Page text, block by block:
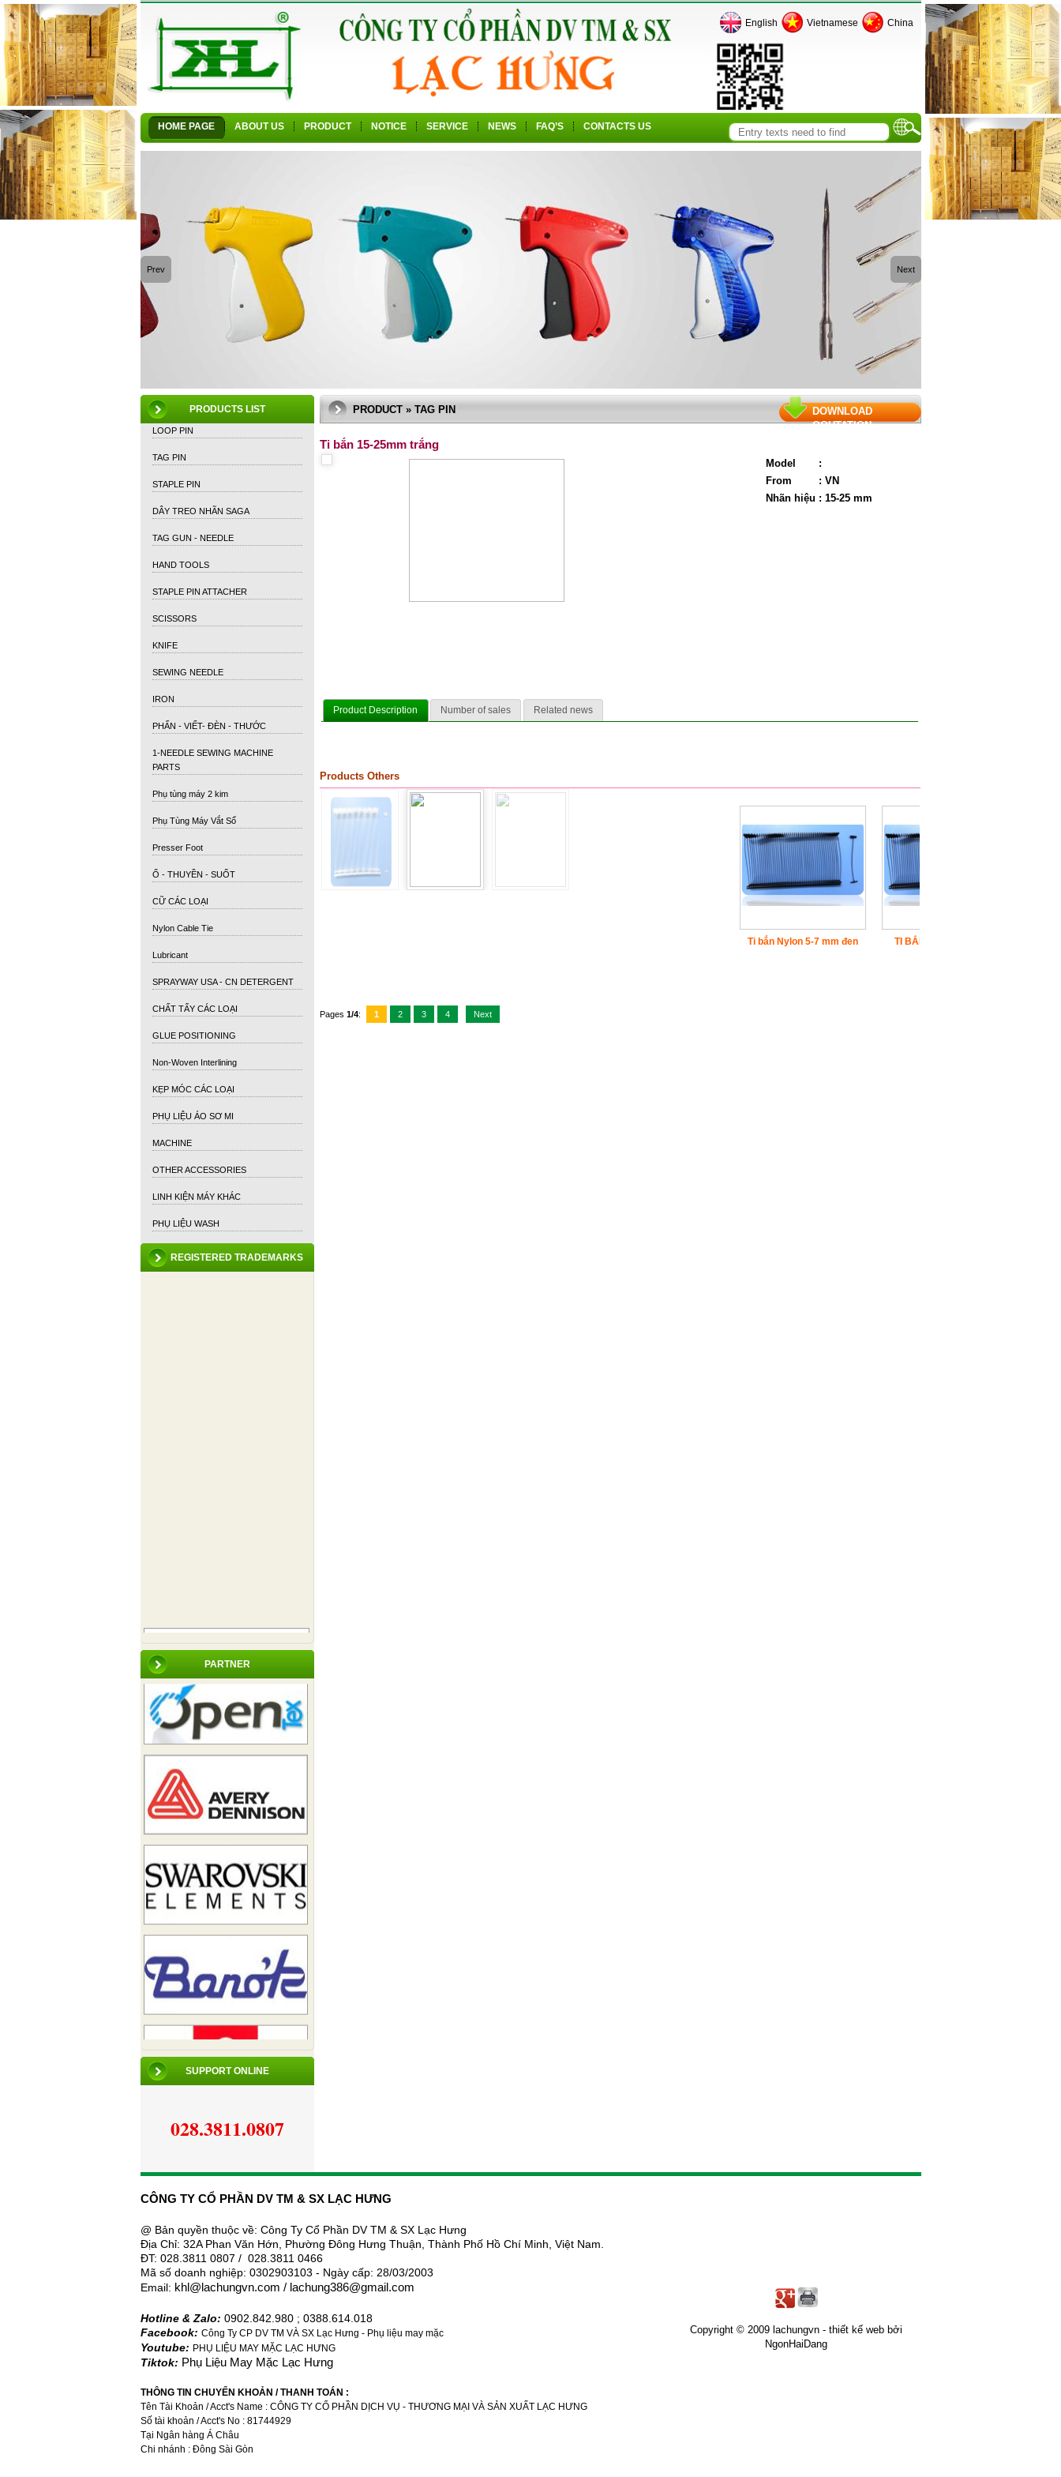
English Vietnamese China
HOME PAGE ABOUT US PRODUCT NOTICE SERVICE NEWS FAQ’S CONTACTS US
Prev Next
PRODUCTS LIST PRODUCT » TAG PIN
DOWNLOAD
QOUTATION
LOOP PIN
TAG PIN
STAPLE PIN
DÂY TREO NHÃN SAGA
TAG GUN - NEEDLE
HAND TOOLS
STAPLE PIN ATTACHER
SCISSORS
KNIFE
SEWING NEEDLE
IRON
PHẤN - VIẾT- ĐÈN - THƯỚC
1-NEEDLE SEWING MACHINE
PARTS
Phụ tùng máy 2 kim
Phụ Tùng Máy Vắt Sổ
Presser Foot
Ổ - THUYỀN - SUỐT
CỮ CÁC LOẠI
Nylon Cable Tie
Lubricant
SPRAYWAY USA - CN DETERGENT
CHẤT TẨY CÁC LOẠI
GLUE POSITIONING
Non-Woven Interlining
KẸP MÓC CÁC LOẠI
PHỤ LIỆU ÁO SƠ MI
MACHINE
OTHER ACCESSORIES
LINH KIỆN MÁY KHÁC
PHỤ LIỆU WASH
Ti bắn 15-25mm trắng
Model
:
From
: VN
Nhãn hiệu : 15-25 mm
Product Description Number of sales Related news
Products Others
Ti bắn Nylon 5-7 mm đen TI BẮN 7 mm PP trắng
Pages 1/4: 1 2 3 4 Next
REGISTERED TRADEMARKS
PARTNER
SUPPORT ONLINE
028.3811.0807
CÔNG TY CỔ PHẦN DV TM & SX LẠC HƯNG
@ Bản quyền thuộc về: Công Ty CổPhần DV TM & SX Lạc Hưng
Địa Chỉ: 32A Phan Văn Hớn, Phường Đông Hưng Thuận, Thành Phố Hồ Chí Minh, Việt Nam.
ĐT: 028.3811 0807 / 028.3811 0466
Mã số doanh nghiệp: 0302903103 - Ngày cấp: 28/03/2003
Email: khl@ lachungvn.com / lachung386@gmail.com
Hotline & Zalo: 0902.842.980 ; 0388.614.018
Facebook: Công Ty CP DV TM VÀ SX Lạc Hưng - Phụ liệu may mặc
Youtube: PHỤ LIỆU MAY MẶC LẠC HƯNG
Tiktok: Phụ Liệu May Mặc Lạc Hưng
THÔNG TIN CHUYỂN KHOẢN / THANH TOÁN :
Tên Tài Khoản / Acct's Name : CÔNG TY CỔ PHẦN DỊCH VỤ - THƯƠNG MẠI VÀ SẢN XUẤT LẠC HƯNG
Số tài khoản / Acct's No : 81744929
Tại Ngân hàng Á Châu
Chi nhánh : Đông Sài Gòn
Copyright © 2009 lachungvn - thiết kế webbởi
NgonHaiDang